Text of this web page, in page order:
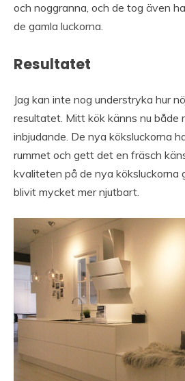
och noggranna, och de tog även
de gamla luckorna.
Resultatet
Jag kan inte nog understryka hur
resultatet. Mitt kök känns nu både
inbjudande. De nya köksluckorna
rummet och gett det en fräsch
kvaliteten på de nya
blivit mycket mer njutbart.